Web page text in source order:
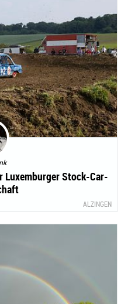
Luxemburger Stock-Car-
ALZINGEN